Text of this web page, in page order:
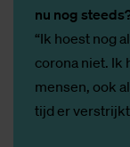
nu nog
“Ik hoest nog
corona niet. Ik
mensen, ook
tijd er verstrijkt